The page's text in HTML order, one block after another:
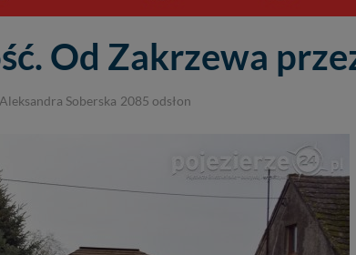
Od Zakrzewa
Soberska 2085 odsłon